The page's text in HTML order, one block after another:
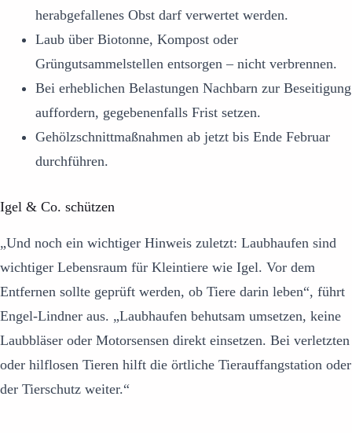
herabgefallenes Obst darf verwertet werden.
Laub über Biotonne, Kompost oder
Grüngutsammelstellen entsorgen – nicht verbrennen.
Bei erheblichen Belastungen Nachbarn zur Beseitigung
auffordern, gegebenenfalls Frist setzen.
Gehölzschnittmaßnahmen ab jetzt bis Ende Februar
durchführen.
Igel & Co. schützen
„Und noch ein wichtiger Hinweis zuletzt: Laubhaufen sind
wichtiger Lebensraum für Kleintiere wie Igel. Vor dem
Entfernen sollte geprüft werden, ob Tiere darin leben“, führt
Engel-Lindner aus. „Laubhaufen behutsam umsetzen, keine
Laubbläser oder Motorsensen direkt einsetzen. Bei verletzten
oder hilflosen Tieren hilft die örtliche Tierauffangstation oder
der Tierschutz weiter.“